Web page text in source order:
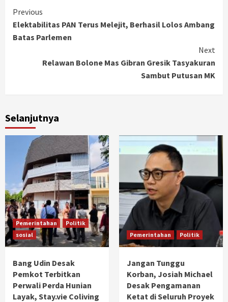
Continue
Reading
Previous
Elektabilitas PAN Terus Melejit, Berhasil Lolos Ambang
Batas Parlemen
Next
Relawan Bolone Mas Gibran Gresik Tasyakuran
Sambut Putusan MK
Selanjutnya
Pemerintahan
Politik
sosial
Bang Udin Desak
Pemkot Terbitkan
Perwali Perda Hunian
Layak, Stay.vie Coliving
Pemerintahan Politik
Jangan Tunggu
Korban, Josiah Michael
Desak Pengamanan
Ketat di Seluruh Proyek